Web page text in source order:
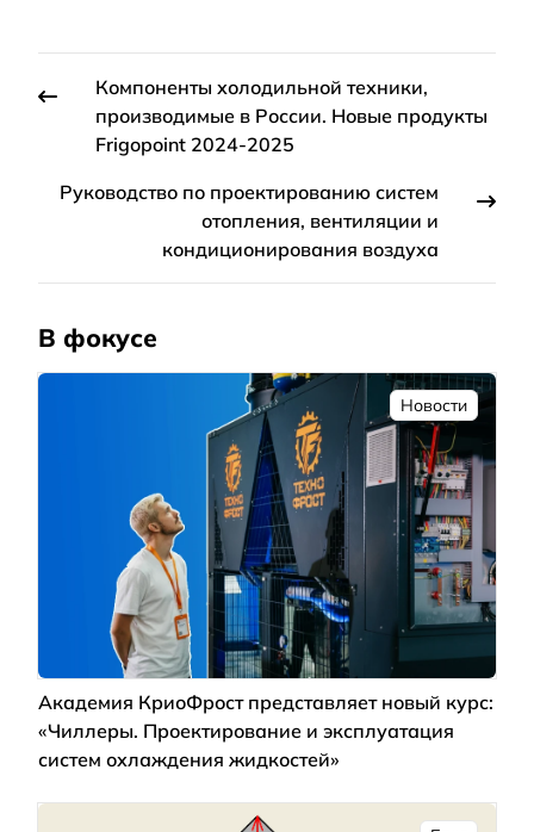
Компоненты холодильной техники,
производимые в России. Новые продукты
Frigopoint 2024-2025
Руководство по проектированию систем
отопления, вентиляции и
кондиционирования воздуха
В фокусе
Новости
Академия КриоФрост представляет новый курс:
«Чиллеры. Проектирование и эксплуатация
систем охлаждения жидкостей»